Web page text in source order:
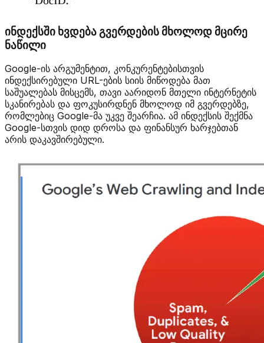
ინდექსში ხვდება გვერდების მხოლოდ მცირე
ნაწილი
Google-ის არგუმენტით, კონკურენტებისთვის
ინდექსირებული URL-ების სიის მიწოდება მათ
საშუალებას მისცემს, თავი აარიდონ მთელი ინტერნეტის
სკანირებას და ფოკუსირდნენ მხოლოდ იმ გვერდებზე,
რომლებიც Google-მა უკვე შეარჩია. ამ ინდექსის შექმნა
Google-სთვის დიდ დროსა და ფინანსურ ხარჯებთან
არის დაკავშირებული.